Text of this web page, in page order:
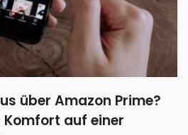
über Amazon Prime?
auf einer